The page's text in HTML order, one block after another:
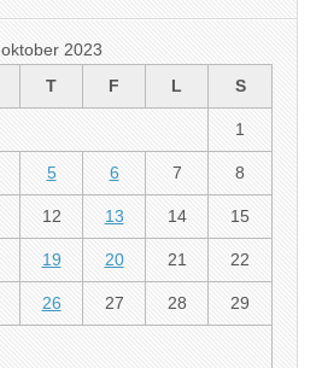
oktober 2023
T F L S
1
5 6 7 8
12 13 14 15
19 20 21 22
26 27 28 29